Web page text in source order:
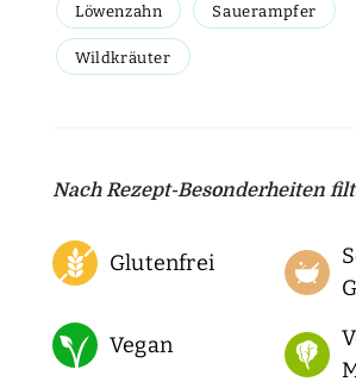
Löwenzahn Sauerampfer
Wildkräuter
Nach Rezept-Besonderheiten
Glutenfrei
Vegan